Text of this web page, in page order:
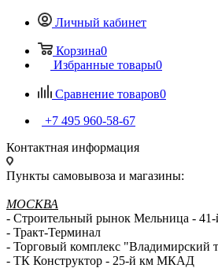
Личный кабинет
Корзина0
Избранные товары0
Сравнение товаров0
+7 495 960-58-67
Контактная информация
Пункты самовывоза и магазины:
МОСКВА
- Строительный рынок Мельница -
- Тракт-Терминал
- Торговый комплекс "Владимирский
- ТК Конструктор - 25-й км МКАД